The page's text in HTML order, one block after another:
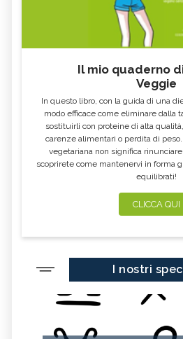
FIT
NO
ECOVILLAGGIO
COSA SONO I FONDI ETICI DI
SAPONE VEGETALE
DEEP SEA MINING
JANE GOODALL JANE
GREENPEACE
FAIRTRADE SDGS
SIR
AURORA BOREALE
REINHOLD MESSNER
ALTROCONSUMO
Il mio quaderno
Veggie
In questo libro, con la guida di una
modo efficace come eliminare dalla
sostituirli con proteine di alta
carenze alimentari o perdita di
vegetariana non significa
scoprirete come mantenervi in forma
equilibrati!
CLICCA QUI
I nostri